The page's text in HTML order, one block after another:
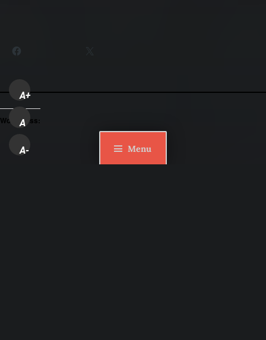
Menu
A+
A
A-
WordPress: